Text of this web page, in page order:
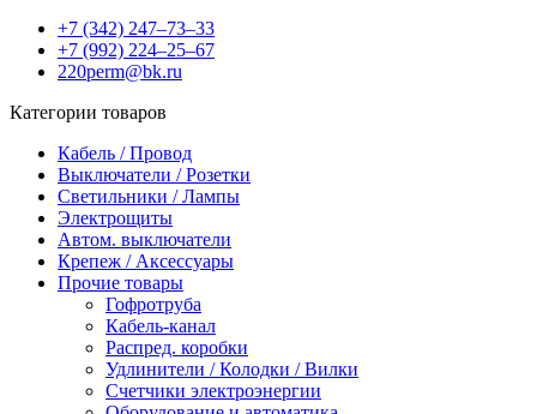
+7 (342) 247‒73‒33
+7 (992) 224‒25‒67
220perm@bk.ru
Категории товаров
Кабель / Провод
Выключатели / Розетки
Светильники / Лампы
Электрощиты
Автом. выключатели
Крепеж / Аксессуары
Прочие товары
Гофротруба
Кабель-канал
Распред. коробки
Удлинители / Колодки / Вилки
Счетчики электроэнергии